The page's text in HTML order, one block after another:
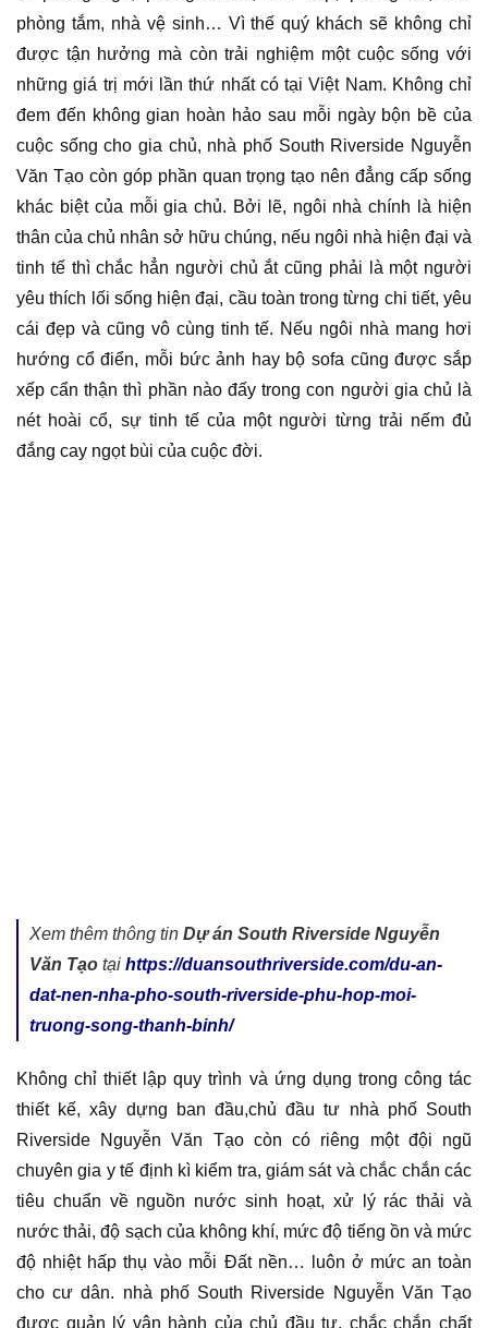
phòng tắm, nhà vệ sinh… Vì thế quý khách sẽ không chỉ
được tận hưởng mà còn trải nghiệm một cuộc sống với
những giá trị mới lần thứ nhất có tại Việt Nam. Không chỉ
đem đến không gian hoàn hảo sau mỗi ngày bộn bề của
cuộc sống cho gia chủ, nhà phố South Riverside Nguyễn
Văn Tạo còn góp phần quan trọng tạo nên đẳng cấp sống
khác biệt của mỗi gia chủ. Bởi lẽ, ngôi nhà chính là hiện
thân của chủ nhân sở hữu chúng, nếu ngôi nhà hiện đại và
tinh tế thì chắc hẳn người chủ ắt cũng phải là một người
yêu thích lối sống hiện đại, cầu toàn trong từng chi tiết, yêu
cái đẹp và cũng vô cùng tinh tế. Nếu ngôi nhà mang hơi
hướng cổ điển, mỗi bức ảnh hay bộ sofa cũng được sắp
xếp cẩn thận thì phần nào đấy trong con người gia chủ là
nét hoài cổ, sự tinh tế của một người từng trải nếm đủ
đắng cay ngọt bùi của cuộc đời.
Xem thêm thông tin Dự án South Riverside Nguyễn
Văn Tạo tại https://duansouthriverside.com/du-an-
dat-nen-nha-pho-south-riverside-phu-hop-moi-
truong-song-thanh-binh/
Không chỉ thiết lập quy trình và ứng dụng trong công tác
thiết kế, xây dựng ban đầu,chủ đầu tư nhà phố South
Riverside Nguyễn Văn Tạo còn có riêng một đội ngũ
chuyên gia y tế định kì kiểm tra, giám sát và chắc chắn các
tiêu chuẩn về nguồn nước sinh hoạt, xử lý rác thải và
nước thải, độ sạch của không khí, mức độ tiếng ồn và mức
độ nhiệt hấp thụ vào mỗi Đất nền… luôn ở mức an toàn
cho cư dân. nhà phố South Riverside Nguyễn Văn Tạo
được quản lý vận hành của chủ đầu tư, chắc chắn chất